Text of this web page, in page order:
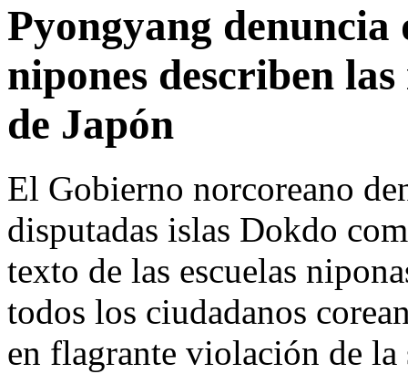
Pyongyang
nipones describen
de Japón
El Gobierno norcoreano
disputadas islas Dokdo
texto de las escuelas
todos los ciudadanos
en flagrante violación de la